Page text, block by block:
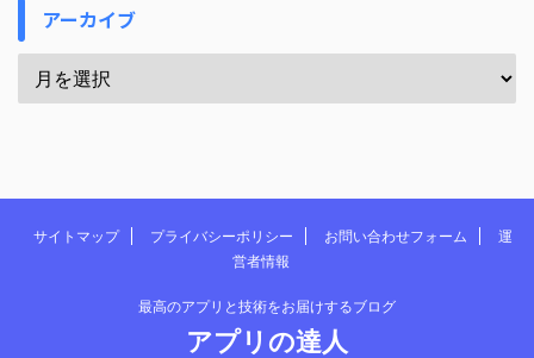
アーカイブ
サイトマップ プライバシーポリシー お問い合わせフォーム
運
営者情報
最高のアプリと技術をお届けするブログ
アプリの達人